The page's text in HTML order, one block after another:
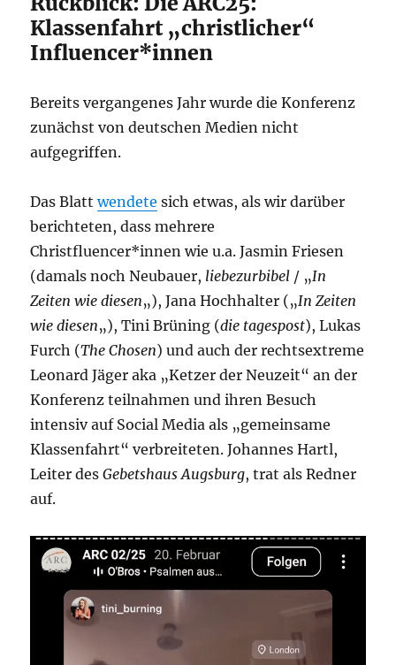
Klassenfahrt „christlicher“
Influencer*innen
Bereits vergangenes Jahr wurde die Konferenz
zunächst von deutschen Medien nicht
aufgegriffen.
Das Blattwendete sich etwas, als wir darüber
berichteten, dass mehrere
Christfluencer*innen wie u.a. Jasmin Friesen
(damals noch Neubauer, liebezurbibel / „In
Zeiten wie diesen„), Jana Hochhalter („In Zeiten
wie diesen„), Tini Brüning (die tagespost), Lukas
Furch (The Chosen) und auch der rechtsextreme
Leonard Jäger aka „Ketzer der Neuzeit“ an der
Konferenz teilnahmen und ihren Besuch
intensiv auf Social Media als „gemeinsame
Klassenfahrt“ verbreiteten. Johannes Hartl,
Leiter desGebetshaus Augsburg, trat als Redner
auf.